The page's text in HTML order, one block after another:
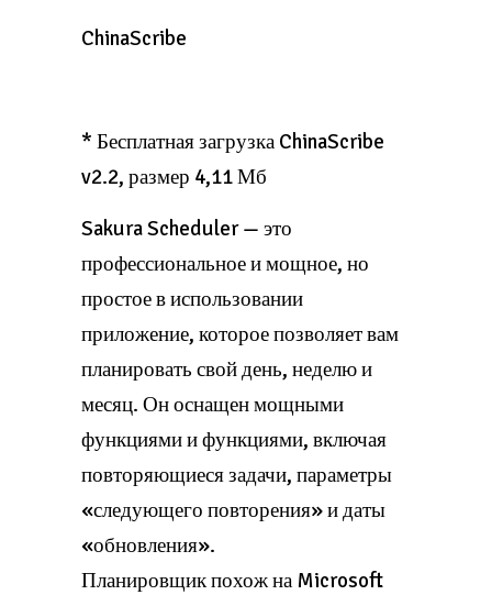
ChinaScribe
* Бесплатная загрузка ChinaScribe
v2.2, размер 4,11 Мб
Sakura Scheduler — это
профессиональное и мощное, но
простое в использовании
приложение, которое позволяет вам
планировать свой день, неделю и
месяц. Он оснащен мощными
функциями и функциями, включая
повторяющиеся задачи, параметры
«следующего повторения» и даты
«обновления».
Планировщик похож на Microsoft